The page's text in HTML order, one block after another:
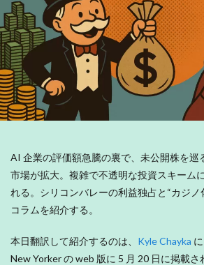
AI 企業の評価額急騰の裏で、未公開株を巡
市場が拡大。複雑で不透明な投資スキーム
れる。シリコンバレーの利益独占と“カジノ
コラムを紹介する。
本日翻訳して紹介するのは、 Kyle Chayka
New Yorker の web 版に 5 月 20 日に掲載さ